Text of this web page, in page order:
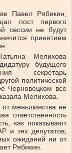
Павел Рябикин,
пост первого
сессии не будут
принятием
Мелихова
будущего
— секретарь
политической
Черновецком все
Мелихова.
от меньшинства не
ответственность
как показывают
и тех депутатов,
ожиданий ни от
Рябикин.